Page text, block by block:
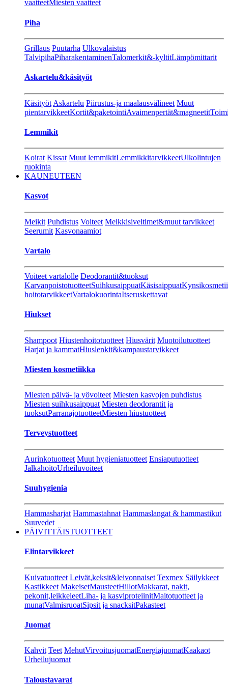
vaatteetMiesten vaatteet
Piha
Grillaus Puutarha Ulkovalaistus
TalvipihaPiharakentaminenTalomerkit&-kyltitLämpömittarit
Askartelu&käsityöt
Käsityöt Askartelu Piirustus-ja maalausvälineet Muut
pientarvikkeetKortit&paketointiAvaimenpertät&magneetit
Lemmikit
Koirat Kissat Muut lemmikitLemmikkitarvikkeetUlkolintujen
ruokinta
KAUNEUTEEN
Kasvot
Meikit Puhdistus Voiteet Meikkisiveltimet&muut tarvikkeet
Seerumit Kasvonaamiot
Vartalo
Voiteet vartalolle Deodorantit&tuoksut
KarvanpoistotuotteetSuihkusaippuatKäsisaippuat
hoitotarvikkeetVartalokuorintaItseruskettavat
Hiukset
Shampoot Hiustenhoitotuotteet Hiusvärit Muotoilutuotteet
Harjat ja kammatHiuslenkit&kampaustarvikkeet
Miesten kosmetiikka
Miesten päivä- ja yövoiteet Miesten kasvojen puhdistus
Miesten suihkusaippuat Miesten deodorantit ja
tuoksutParranajotuotteetMiesten hiustuotteet
Terveystuotteet
Aurinkotuotteet Muut hygieniatuotteet Ensiaputuotteet
JalkahoitoUrheiluvoiteet
Suuhygienia
Hammasharjat Hammastahnat Hammaslangat & hammastikut
Suuvedet
PÄIVITTÄISTUOTTEET
Elintarvikkeet
Kuivatuotteet Leivät,keksit&leivonnaiset Texmex Säilykkeet
Kastikkeet MakeisetMausteetHillotMakkarat, nakit,
pekonit,leikkeleetLiha- ja kasviproteiinitMaitotuotteet ja
munatValmisruoatSipsit ja snacksitPakasteet
Juomat
Kahvit Teet MehutVirvoitusjuomatEnergiajuomatKaakaot
Urheilujuomat
Taloustavarat